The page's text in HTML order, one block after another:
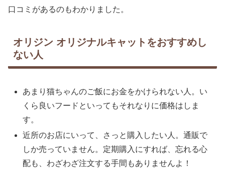
口コミがあるのもわかりました。
オリジン オリジナルキャットをおすすめし
ない人
あまり猫ちゃんのご飯にお金をかけられない人。い
くら良いフードといってもそれなりに価格はしま
す。
近所のお店にいって、さっと購入したい人。通販で
しか売っていません。定期購入にすれば、忘れる心
配も、わざわざ注文する手間もありませんよ！